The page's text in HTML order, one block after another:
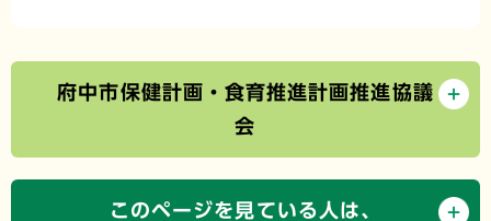
府中市保健計画・食育推進計画推進協議
会
このページを見ている人は、